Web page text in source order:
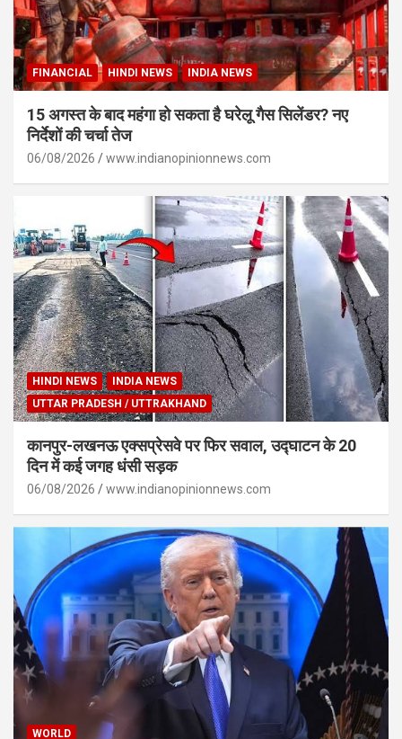
FINANCIAL HINDI NEWS INDIA NEWS
15 अगस्त के बाद महंगा हो सकता है घरेलू गैस सिलेंडर? नए
निर्देशों की चर्चा तेज
06/08/2026 www.indianopinionnews.com
HINDI NEWS
INDIA NEWS
UTTAR PRADESH / UTTRAKHAND
कानपुर-लखनऊ एक्सप्रेसवे पर फिर सवाल, उद्घाटन के 20
दिन में कई जगह धंसी सड़क
06/08/2026 www.indianopinionnews.com
WORLD